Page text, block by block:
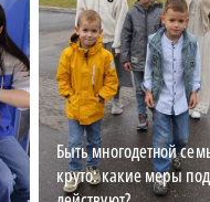
Быть многодетной
круто: какие меры